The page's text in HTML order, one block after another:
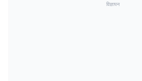
विज्ञापन